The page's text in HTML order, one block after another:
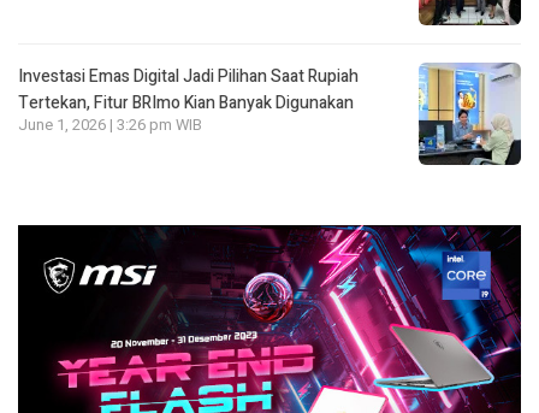
Investasi Emas Digital Jadi Pilihan Saat Rupiah
Tertekan, Fitur BRImo Kian Banyak Digunakan
June 1, 2026 | 3:26 pm WIB